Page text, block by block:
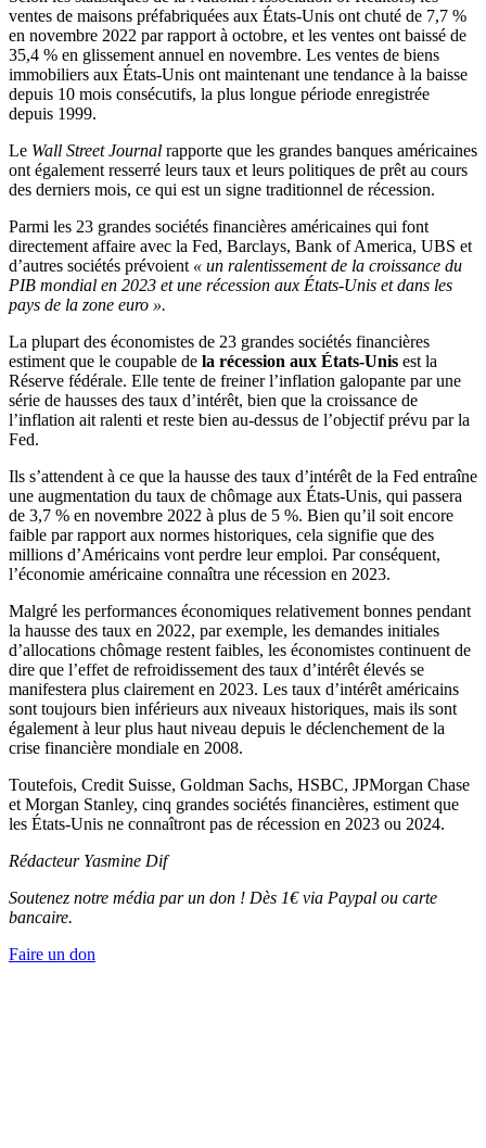
ventes de maisons préfabriquées aux États-Unis ont chuté de 7,7 %
en novembre 2022 par rapport à octobre, et les ventes ont baissé de
35,4 % en glissement annuel en novembre. Les ventes de biens
immobiliers aux États-Unis ont maintenant une tendance à la baisse
depuis 10 mois consécutifs, la plus longue période enregistrée
depuis 1999.
Le Wall Street Journal rapporte que les grandes banques américaines
ont également resserré leurs taux et leurs politiques de prêt au cours
des derniers mois, ce qui est un signe traditionnel de récession.
Parmi les 23 grandes sociétés financières américaines qui font
directement affaire avec la Fed, Barclays, Bank of America, UBS et
d’autres sociétés prévoient « un ralentissement de la croissance du
PIB mondial en 2023 et une récession aux États-Unis et dans les
pays de la zone euro ».
La plupart des économistes de 23 grandes sociétés financières
estiment que le coupable de la récession aux États-Unis est la
Réserve fédérale. Elle tente de freiner l’inflation galopante par une
série de hausses des taux d’intérêt, bien que la croissance de
l’inflation ait ralenti et reste bien au-dessus de l’objectif prévu par la
Fed.
Ils s’attendent à ce que la hausse des taux d’intérêt de la Fed entraîne
une augmentation du taux de chômage aux États-Unis, qui passera
de 3,7 % en novembre 2022 à plus de 5 %. Bien qu’il soit encore
faible par rapport aux normes historiques, cela signifie que des
millions d’Américains vont perdre leur emploi. Par conséquent,
l’économie américaine connaîtra une récession en 2023.
Malgré les performances économiques relativement bonnes pendant
la hausse des taux en 2022, par exemple, les demandes initiales
d’allocations chômage restent faibles, les économistes continuent de
dire que l’effet de refroidissement des taux d’intérêt élevés se
manifestera plus clairement en 2023. Les taux d’intérêt américains
sont toujours bien inférieurs aux niveaux historiques, mais ils sont
également à leur plus haut niveau depuis le déclenchement de la
crise financière mondiale en 2008.
Toutefois, Credit Suisse, Goldman Sachs, HSBC, JPMorgan Chase
et Morgan Stanley, cinq grandes sociétés financières, estiment que
les États-Unis ne connaîtront pas de récession en 2023 ou 2024.
Rédacteur Yasmine Dif
Soutenez notre média par un don ! Dès 1€ via Paypal ou carte
bancaire.
Faire un don